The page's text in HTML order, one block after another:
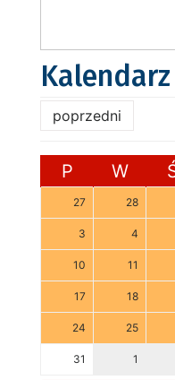
poprzedni
P W
27 28
3 4
10 11
17 18
24 25
31 1